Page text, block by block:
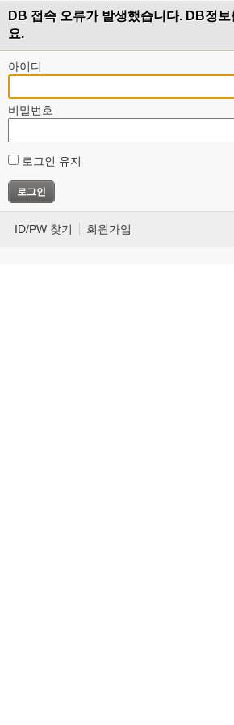
DB 접속 오류가 발생했습니다. DB정보
요.
아이디
비밀번호
로그인 유지
ID/PW 찾기 회원가입